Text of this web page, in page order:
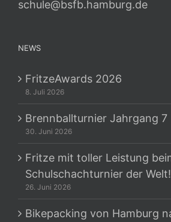
schule@bsfb.hamburg.de
NEWS
FritzeAwards 2026
8. Juli 2026
Brennballturnier Jahrgang 7
30. Juni 2026
Fritze mit toller Leistung
Schulschachturnier der Welt!
26. Juni 2026
Bikepacking von Hamburg